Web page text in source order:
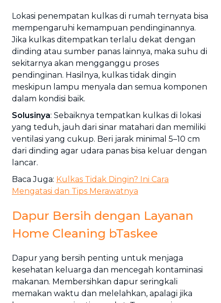
Lokasi penempatan kulkas di rumah ternyata bisa
mempengaruhi kemampuan pendinginannya.
Jika kulkas ditempatkan terlalu dekat dengan
dinding atau sumber panas lainnya, maka suhu di
sekitarnya akan mengganggu proses
pendinginan. Hasilnya, kulkas tidak dingin
meskipun lampu menyala dan semua komponen
dalam kondisi baik.
Solusinya: Sebaiknya tempatkan kulkas di lokasi
yang teduh, jauh dari sinar matahari dan memiliki
ventilasi yang cukup. Beri jarak minimal 5–10 cm
dari dinding agar udara panas bisa keluar dengan
lancar.
Baca Juga: Kulkas Tidak Dingin? Ini Cara
Mengatasi dan Tips Merawatnya
Dapur Bersih dengan Layanan
Home Cleaning bTaskee
Dapur yang bersih penting untuk menjaga
kesehatan keluarga dan mencegah kontaminasi
makanan. Membersihkan dapur seringkali
memakan waktu dan melelahkan, apalagi jika